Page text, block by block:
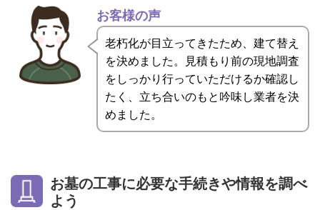
お客様の声
老朽化が目立ってきたため、建て替え
を決めました。見積もり前の現地調査
をしっかり行っていただけるか確認し
たく、立ち合いのもと吟味し業者を決
めました。
お墓の工事に必要な手続きや情報を調べ
よう